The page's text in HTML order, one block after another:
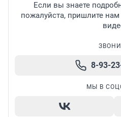
Если вы знаете
пожалуйста, пришлите
8-93-
МЫ В